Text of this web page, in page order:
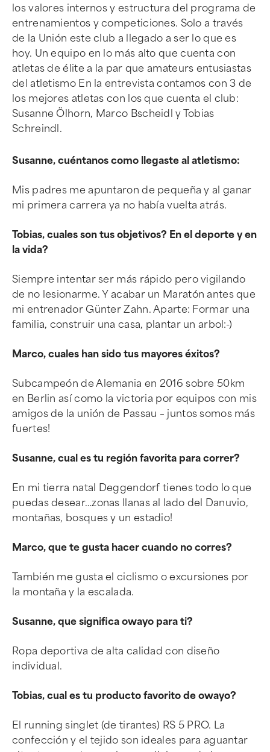
los valores internos y estructura del programa de
entrenamientos y competiciones. Solo a través
de la Unión este club a llegado a ser lo que es
hoy. Un equipo en lo más alto que cuenta con
atletas de élite a la par que amateurs entusiastas
del atletismo En la entrevista contamos con 3 de
los mejores atletas con los que cuenta el club:
Susanne Ölhorn, Marco Bscheidl y Tobias
Schreindl.
Susanne, cuéntanos como llegaste al atletismo:
Mis padres me apuntaron de pequeña y al ganar
mi primera carrera ya no había vuelta atrás.
Tobias, cuales son tus objetivos? En el deporte y en
la vida?
Siempre intentar ser más rápido pero vigilando
de no lesionarme. Y acabar un Maratón antes que
mi entrenador Günter Zahn. Aparte: Formar una
familia, construir una casa, plantar un arbol:-)
Marco, cuales han sido tus mayores éxitos?
Subcampeón de Alemania en 2016 sobre 50km
en Berlin así como la victoria por equipos con mis
amigos de la unión de Passau – juntos somos más
fuertes!
Susanne, cual es tu región favorita para correr?
En mi tierra natal Deggendorf tienes todo lo que
puedas desear…zonas llanas al lado del Danuvio,
montañas, bosques y un estadio!
Marco, que te gusta hacer cuando no corres?
También me gusta el ciclismo o excursiones por
la montaña y la escalada.
Susanne, que significa owayo para ti?
Ropa deportiva de alta calidad con diseño
individual.
Tobias, cual es tu producto favorito de owayo?
El running singlet (de tirantes) RS 5 PRO. La
confección y el tejido son ideales para aguantar